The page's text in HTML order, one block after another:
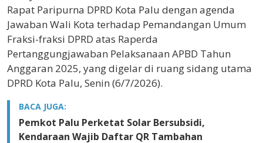
Rapat Paripurna DPRD Kota Palu dengan agenda
Jawaban Wali Kota terhadap Pemandangan Umum
Fraksi-fraksi DPRD atas Raperda
Pertanggungjawaban Pelaksanaan APBD Tahun
Anggaran 2025, yang digelar di ruang sidang utama
DPRD Kota Palu, Senin (6/7/2026).
BACA JUGA:
Pemkot Palu Perketat Solar Bersubsidi,
Kendaraan Wajib Daftar QR Tambahan